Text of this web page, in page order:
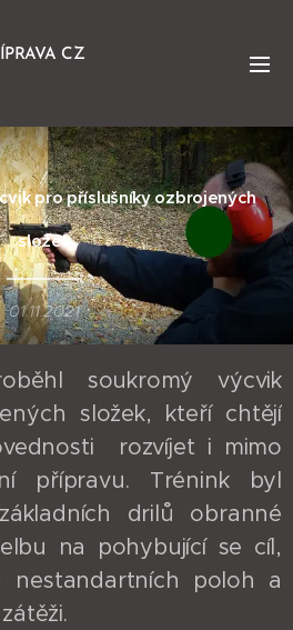
CZ
pro příslušníky ozbrojených
složek
01.11.2021
soukromý výcvik
složek, kteří chtějí
rozvíjet i mimo
přípravu. Trénink byl
drilů obranné
na pohybující se cíl,
poloh a